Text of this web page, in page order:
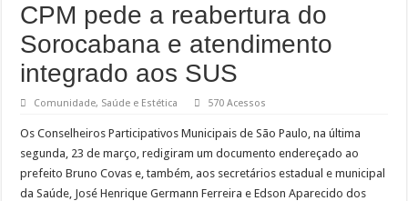
CPM pede a reabertura do
Sorocabana e atendimento
integrado aos SUS
Comunidade, Saúde e Estética 570 Acessos
Os Conselheiros Participativos Municipais de São Paulo, na última
segunda, 23 de março, redigiram um documento endereçado ao
prefeito Bruno Covas e, também, aos secretários estadual e municipal
da Saúde, José Henrique Germann Ferreira e Edson Aparecido dos